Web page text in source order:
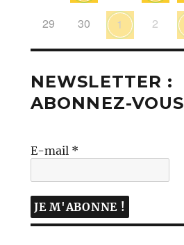
29 30 1 2
NEWSLETTER :
ABONNEZ-VOUS
E-mail *